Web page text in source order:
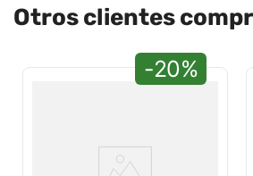
Otros clientes
-20%